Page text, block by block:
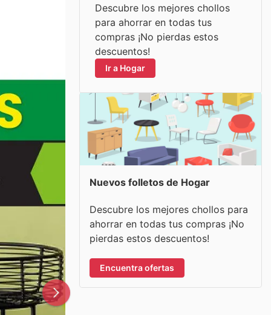
Descubre los mejores chollos
para ahorrar en todas tus
compras ¡No pierdas estos
descuentos!
Ir a Hogar
Nuevos folletos de Hogar
Descubre los mejores chollos para
ahorrar en todas tus compras ¡No
pierdas estos descuentos!
Encuentra ofertas